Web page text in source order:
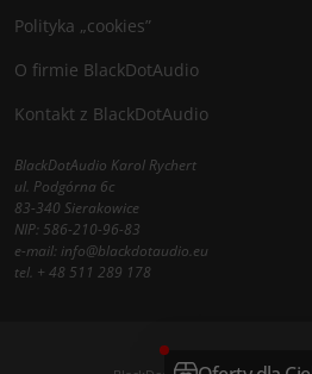
Polityka „cookies”
O firmie BlackDotAudio
Kontakt z BlackDotAudio
BlackDotAudio Karol Rychert
ul. Podgórna 6c
83-340 Sierakowice
NIP: 586-210-96-83
e-mail:info@blackdotaudio.eu
tel. + 48 511 289 178